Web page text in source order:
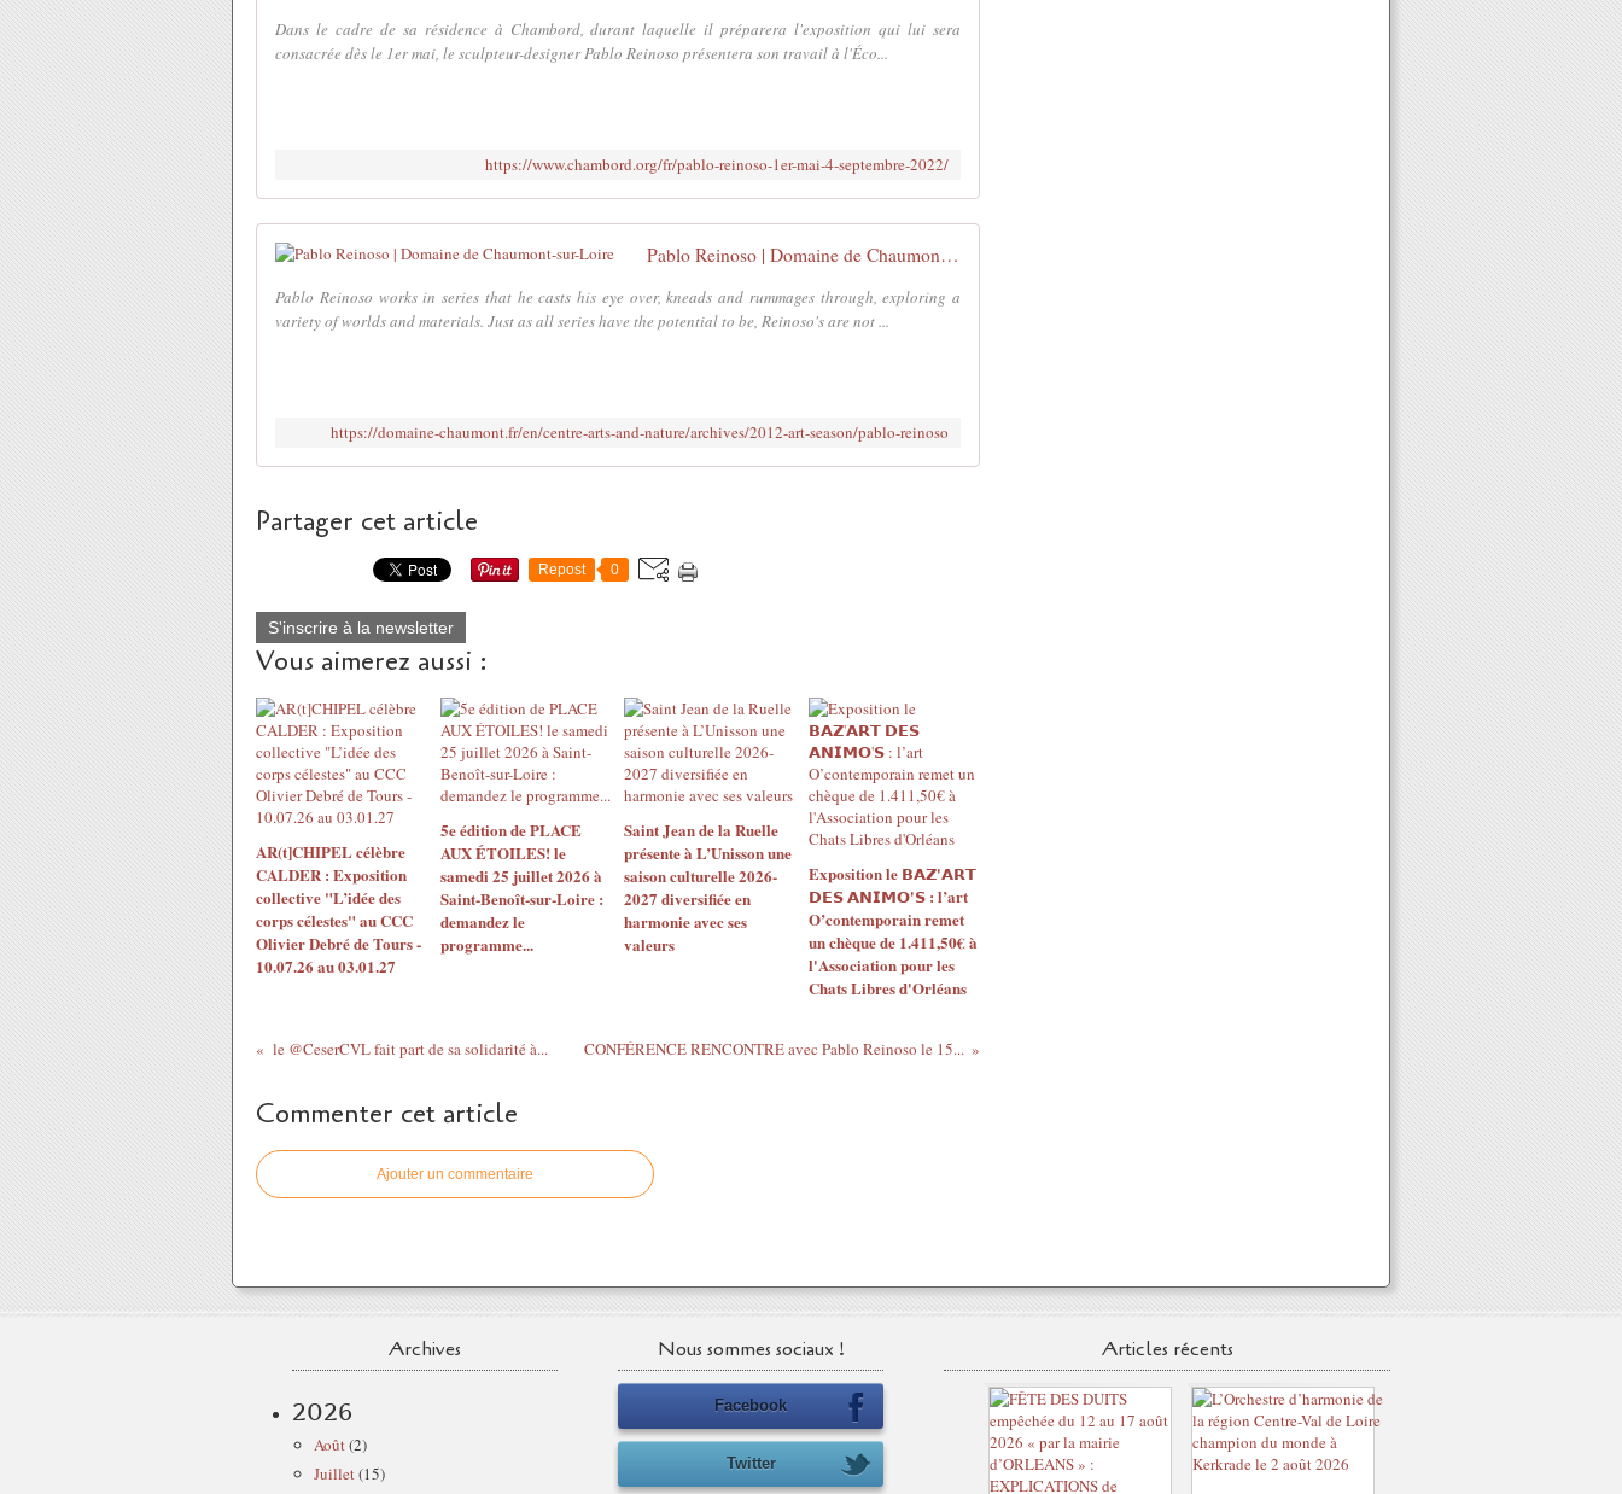
Dans le cadre de sa résidence à Chambord, durant laquelle il préparera l'exposition qui lui sera
consacrée dès le 1er mai, le sculpteur-designer Pablo Reinoso présentera son travail à l'Éco...
https://www.chambord.org/fr/pablo-reinoso-1er-mai-4-septembre-2022/
Pablo Reinoso | Domaine de Chaumont-sur-Loire
Pablo Reinoso works in series that he casts his eye over, kneads and rummages through, exploring a
variety of worlds and materials. Just as all series have the potential to be, Reinoso's are not ...
https://domaine-chaumont.fr/en/centre-arts-and-nature/archives/2012-art-season/pablo-reinoso
Partager cet article
Repost 0
S'inscrire à la newsletter
Vous aimerez aussi :
AR(t]CHIPEL célèbre
CALDER : Exposition
collective "L’idée des
corps célestes" au CCC
Olivier Debré de Tours -
10.07.26 au 03.01.27
5e édition de PLACE
AUX ÉTOILES! le
samedi 25 juillet 2026 à
Saint-Benoît-sur-Loire :
demandez le
programme...
Saint Jean de la Ruelle
présente à L’Unisson une
saison culturelle 2026-
2027 diversifiée en
harmonie avec ses
valeurs
Exposition le 𝗕𝗔𝗭'𝗔𝗥𝗧
𝗗𝗘𝗦 𝗔𝗡𝗜𝗠𝗢'𝗦 : l’art
O’contemporain remet
un chèque de 1.411,50€ à
l'Association pour les
Chats Libres d'Orléans
le @CeserCVL fait part de sa solidarité à... CONFÉRENCE RENCONTRE avec Pablo Reinoso le 15...
Commenter cet article
Ajouter un commentaire
Archives
2026
Août(2)
Juillet(15)
Nous sommes sociaux !
Facebook
Twitter
Articles récents